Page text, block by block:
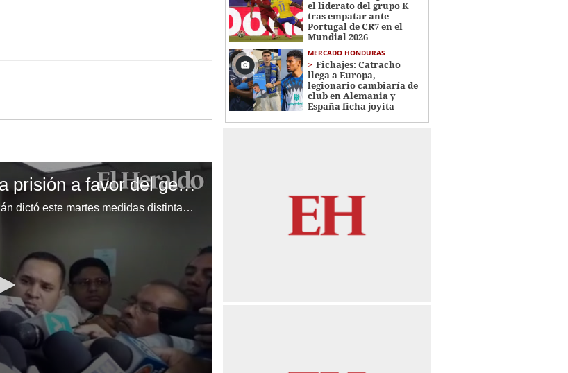
Dictan medidas distintas a la prisión a favor del gerente de ENEE
Un juez de Letras Penal de Francisco Morazán dictó este martes medidas distintas a la prisión a favor del gerente de la Empresa Nacional de Energía Eléctrica (ENEE), Jesús Mejía. (video: Alex Pérez)
el liderato del grupo K
tras empatar ante
Portugal de CR7 en el
Mundial 2026
MERCADO HONDURAS
Fichajes: Catracho
llega a Europa,
legionario cambiaría de
club en Alemania y
España ficha joyita